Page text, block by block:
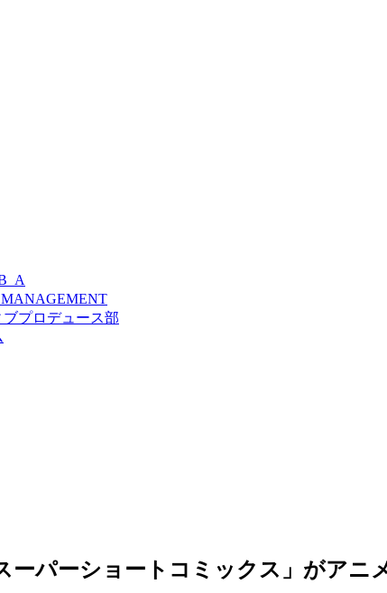
プロデュース部
ーパーショートコミックス」がアニ